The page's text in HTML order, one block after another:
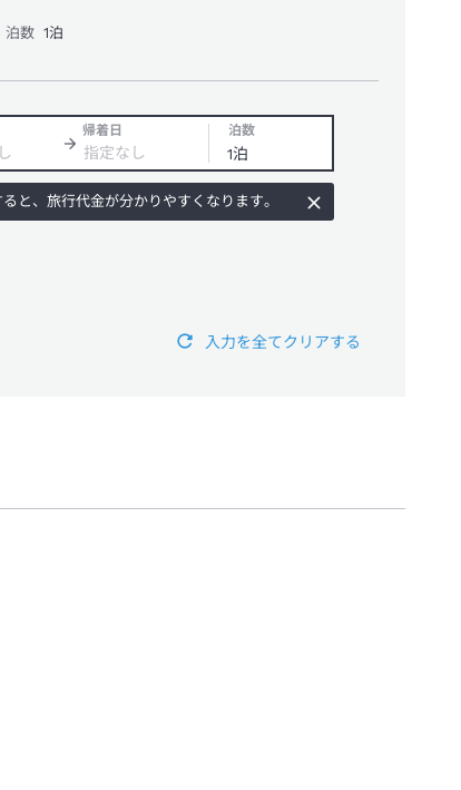
泊数 1泊
帰着日 泊数
と、旅行代金が分かりやすくなります。
入力を全てクリアする